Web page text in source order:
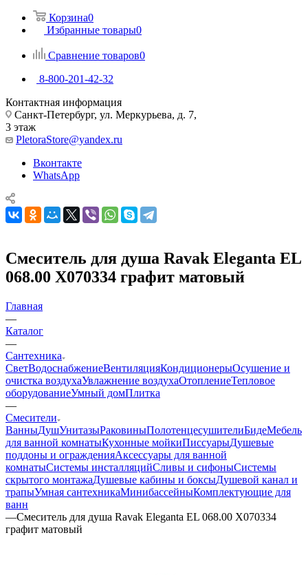
Корзина0
Избранные товары0
Сравнение товаров0
8-800-201-42-32
Контактная информация
Санкт-Петербург, ул. Меркурьева, д. 7,
3 этаж
PletoraStore@yandex.ru
Вконтакте
WhatsApp
Смеситель для душа Ravak Eleganta EL
068.00 X070334 графит матовый
Главная
—
Каталог
—
Сантехника
СветВодоснабжениеВентиляцияКондиционерыОсушение и
очистка воздухаУвлажнение воздухаОтоплениеТепловое
оборудованиеУмный домПлитка
—
Смесители
ВанныДушУнитазыРаковиныПолотенцесушителиБидеМебель
для ванной комнатыКухонные мойкиПиссуарыДушевые
поддоны и огражденияАксессуары для ванной
комнатыСистемы инсталляцийСливы и сифоныСистемы
скрытого монтажаДушевые кабины и боксыДушевой канал и
трапыУмная сантехникаМинибассейныКомплектующие для
ванн
—Смеситель для душа Ravak Eleganta EL 068.00 X070334
графит матовый